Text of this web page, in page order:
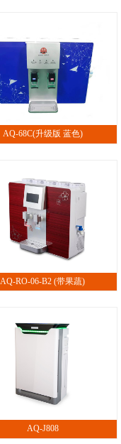
AQ-68C(升级版 蓝色)
AQ-RO-06-B2 (带果蔬)
AQ-J808